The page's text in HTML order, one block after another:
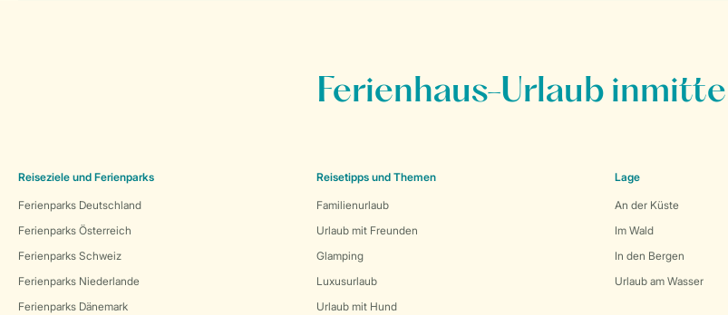
Ferienhaus-Urlaub
Reiseziele und Ferienparks
Ferienparks Deutschland
Ferienparks Österreich
Ferienparks Schweiz
Ferienparks Niederlande
Ferienparks Dänemark
Reisetipps und Themen
Familienurlaub
Urlaub mit Freunden
Glamping
Luxusurlaub
Urlaub mit Hund
Lage
An der Küste
Im Wald
In den Bergen
Urlaub am Wasser